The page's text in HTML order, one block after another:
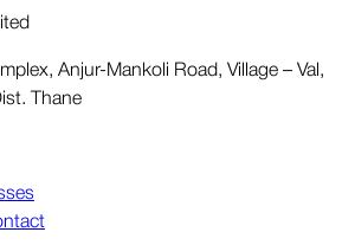
Anjur-Mankoli Road, Village – Val,
Thane